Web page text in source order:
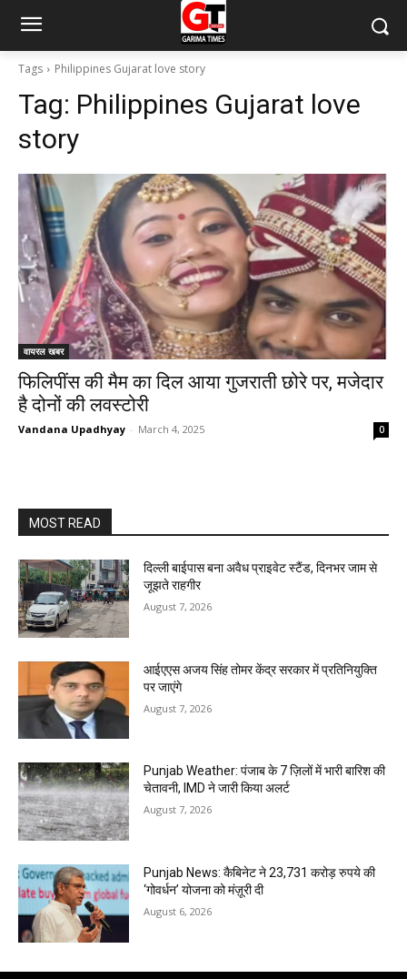
Tags Philippines Gujarat love story
Tag: Philippines Gujarat love
story
वायरल खबर
फिलिपींस की मैम का दिल आया गुजराती छोरे पर, मजेदार
है दोनों की लवस्टोरी
Vandana Upadhyay - March 4, 2025 0
MOST READ
दिल्ली बाईपास बना अवैध प्राइवेट स्टैंड, दिनभर जाम से
जूझते राहगीर
August 7, 2026
आईएएस अजय सिंह तोमर केंद्र सरकार में प्रतिनियुक्ति
पर जाएंगे
August 7, 2026
Punjab Weather: पंजाब के 7 ज़िलों में भारी बारिश की
चेतावनी, IMD ने जारी किया अलर्ट
August 7, 2026
Punjab News: कैबिनेट ने 23,731 करोड़ रुपये की
‘गोवर्धन’ योजना को मंज़ूरी दी
August 6, 2026